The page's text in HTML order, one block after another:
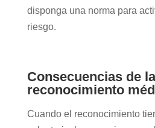
disponga una norma para
riesgo.
Consecuencias de
reconocimiento
Cuando el reconocimiento